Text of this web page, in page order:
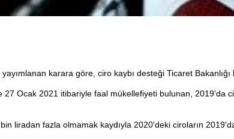
karara göre, ciro kaybı desteği Ticaret
Ocak 2021 itibariyle faal mükellefiyeti bulunan, 2019'da
liradan fazla olmamak kaydıyla 2020'deki ciroların